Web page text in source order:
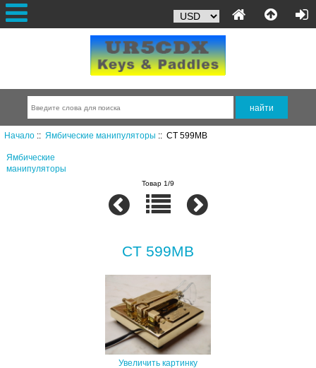
Начало:: Ямбические манипуляторы :: CT 599MB
Ямбические
манипуляторы
Товар 1/9
CT 599MB
Увеличить картинку